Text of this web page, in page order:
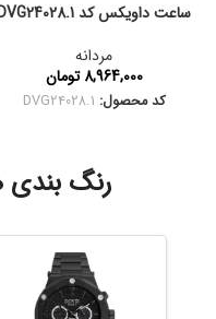
ساعت داویکس کد DVG24028.1
مردانه
8,964,000 تومان
کد محصول: DVG24028.1
رنگ بندی